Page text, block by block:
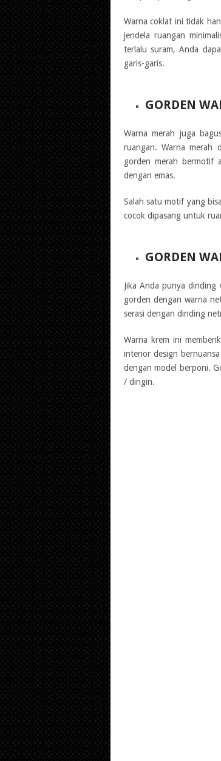
Warna coklat ini tidak
jendela ruangan
terlalu suram, Anda
garis-garis.
GORDEN
Warna merah juga
ruangan. Warna merah
gorden merah bermotif
dengan emas.
Salah satu motif yang
cocok dipasang untuk
GORDEN
Jika Anda punya
gorden dengan warna
serasi dengan dinding
Warna krem ini
interior design bernuansa
dengan model berponi.
/ dingin.